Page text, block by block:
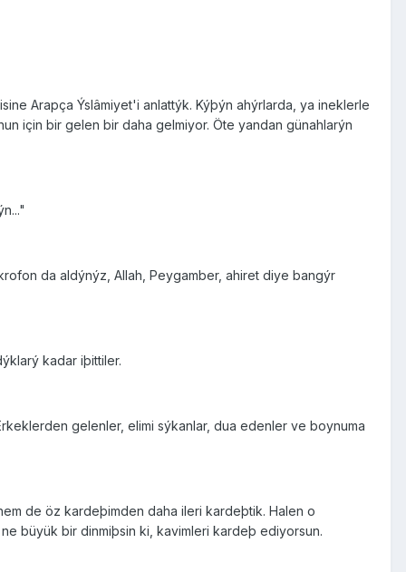
Arapça Ýslâmiyet'i anlattýk. Kýþýn ahýrlarda, ya ineklerle
için bir gelen bir daha gelmiyor. Öte yandan günahlarýn
da aldýnýz, Allah, Peygamber, ahiret diye bangýr
kadar iþittiler.
gelenler, elimi sýkanlar, dua edenler ve boynuma
de öz kardeþimden daha ileri kardeþtik. Halen o
büyük bir dinmiþsin ki, kavimleri kardeþ ediyorsun.